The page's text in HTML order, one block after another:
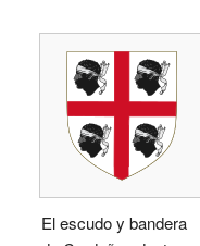
El escudo y bandera